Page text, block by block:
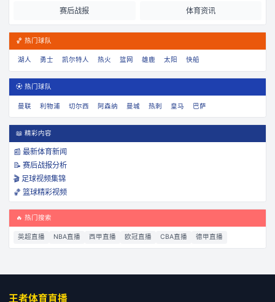
赛后战报 体育资讯
🏀 热门球队
湖人 勇士 凯尔特人 热火 篮网 雄鹿 太阳 快船
⚽ 热门球队
曼联 利物浦 切尔西 阿森纳 曼城 热刺 皇马 巴萨
📖 精彩内容
📰 最新体育新闻
📝 赛后战报分析
🎬 足球视频集锦
🏀 篮球精彩视频
🔥 热门搜索
英超直播 NBA直播 西甲直播 欧冠直播 CBA直播 德甲直播
王者体育直播